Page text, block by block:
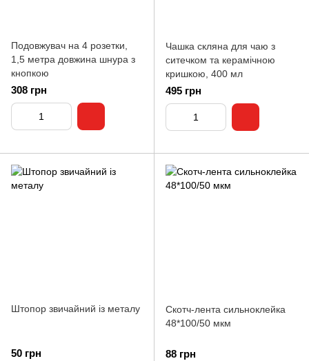
Подовжувач на 4 розетки,
1,5 метра довжина шнура з
кнопкою
308 грн
Чашка скляна для чаю з
ситечком та керамічною
кришкою, 400 мл
495 грн
Штопор звичайний із металу
50 грн
Скотч-лента сильноклейка
48*100/50 мкм
88 грн